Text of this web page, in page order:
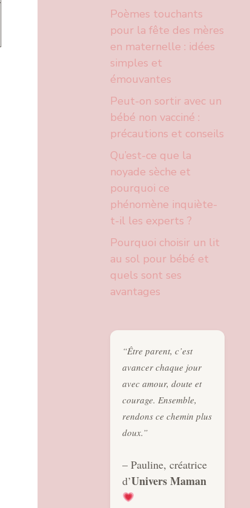
Poèmes touchants
pour la fête des mères
en maternelle : idées
simples et
émouvantes
Peut-on sortir avec un
bébé non vacciné :
précautions et conseils
Qu’est-ce que la
noyade sèche et
pourquoi ce
phénomène inquiète-
t-il les experts ?
Pourquoi choisir un lit
au sol pour bébé et
quels sont ses
avantages
“Être parent, c’est
avancer chaque jour
avec amour, doute et
courage. Ensemble,
rendons ce chemin plus
doux.”
– Pauline, créatrice
d’Univers Maman